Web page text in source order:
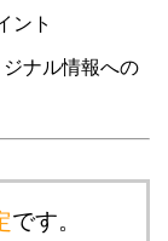
ント
ジナル情報への
です。